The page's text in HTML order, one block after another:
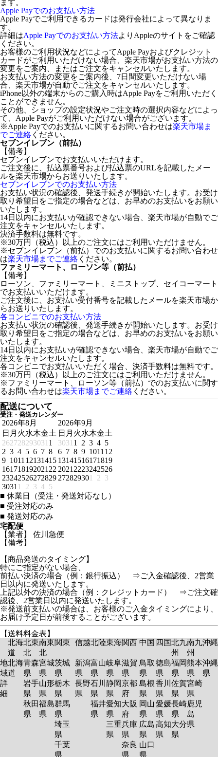
ます。
Apple Payでのお支払い方法
Apple Payでご利用できるカードは発行会社によって異なりま
す。
詳細はApple Payでのお支払い方法よりAppleのサイトをご確認
ください。
お客様のご利用状況などによってApple Payおよびクレジット
カードがご利用いただけない場合、楽天市場がお支払い方法の
変更をご案内、またはご注文をキャンセルいたします。
お支払い方法の変更をご案内後、7日間変更いただけない場
合、楽天市場が自動でご注文をキャンセルいたします。
iPhone以外の端末からのご購入時はApple Payをご利用いただく
ことができません。
その他、ショップの設定状況やご注文時の選択内容などによっ
て、Apple Payがご利用いただけない場合がございます。
※Apple Payでのお支払いに関するお問い合わせは楽天市場ま
でご連絡 ください。
セブンイレブン（前払）
【備考】
セブンイレブンでお支払いいただけます。
ご注文後に、払込票番号および払込票のURLを記載したメー
ルを楽天市場からお送りいたします。
セブンイレブンでのお支払い方法
お支払い状況の確認後、発送手続きが開始いたします。お受け
取り希望日をご指定の場合などは、お早めのお支払いをお願い
いたします。
14日以内にお支払いが確認できない場合、楽天市場が自動でご
注文をキャンセルいたします。
決済手数料は無料です。
※30万円（税込）以上のご注文にはご利用いただけません。
※セブンイレブン（前払）でのお支払いに関するお問い合わせ
は楽天市場までご連絡 ください。
ファミリーマート、ローソン等（前払）
【備考】
ローソン、ファミリーマート、ミニストップ、セイコーマート
でお支払いいただけます。
ご注文後に、お支払い受付番号を記載したメールを楽天市場か
らお送りいたします。
各コンビニでのお支払い方法
お支払い状況の確認後、発送手続きが開始いたします。お受け
取り希望日をご指定の場合などは、お早めのお支払いをお願い
いたします。
14日以内にお支払いが確認できない場合、楽天市場が自動でご
注文をキャンセルいたします。
各コンビニでお支払いいただく場合、決済手数料は無料です。
※30万円（税込）以上のご注文にはご利用いただけません。
※ファミリーマート、ローソン等（前払）でのお支払いに関す
るお問い合わせは楽天市場までご連絡 ください。
配送について
受注・発送カレンダー
2026年8月
日 月 火水木金土
262728293031 1
2 3 4 5 6 7 8
9 1011 12131415
161718192021 22
23242526272829
3031 1 2 3 4 5
2026年9月
日 月 火水木金土
3031 1 2 3 4 5
6 7 8 9 1011 12
13141516171819
2021 2223242526
272829301 2 3
■ 休業日（受注・発送対応なし）
■ 受注対応のみ
■ 発送対応のみ
宅配便
【業者】 佐川急便
【備考】
【商品発送のタイミング】
特にご指定がない場合、
前払い決済の場合（例：銀行振込） ⇒ご入金確認後、2営業
日以内に発送いたします。
上記以外の決済の場合（例：クレジットカード） ⇒ご注文確
認後、2営業日以内に発送いたします。
※発送前支払いの場合は、お客様のご入金タイミングにより、
お届け予定日が前後することがございます。
【送料料金表】
北海
道
北東
北
南東
北
関東 信越北陸東海関西 中国 四国北九
州
南九
州
沖縄
地
域
詳
細
北海
道
青森
県
岩手
県
秋田
県
宮城
県
山形
県
福島
県
茨城
県
栃木
県
群馬
県
埼玉
県
千葉
県
新潟
県
長野
県
富山
県
石川
県
福井
県
岐阜
県
静岡
県
愛知
県
三重
県
滋賀
県
京都
府
大阪
府
兵庫
県
奈良
県
鳥取
県
島根
県
岡山
県
広島
県
山口
県
徳島
県
香川
県
愛媛
県
高知
県
福岡
県
佐賀
県
長崎
県
大分
県
熊本
県
宮崎
県
鹿児
島
県
沖縄
県